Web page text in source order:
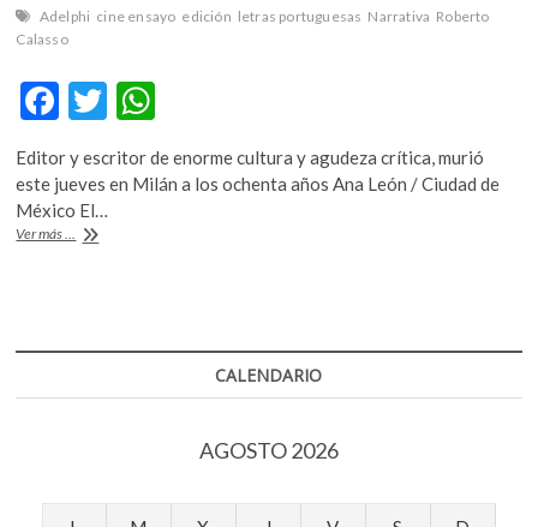
Adelphi cine ensayo edición letras portuguesas Narrativa Roberto
Calasso
F
e
b
o
T
w
itt
h
at
Editor y escritor de enorme cultura y agudeza crítica, murió
este jueves en Milán a los ochenta años Ana León / Ciudad de
México El…
Ver más ...
Muere
CALENDARIO
AGOSTO 2026